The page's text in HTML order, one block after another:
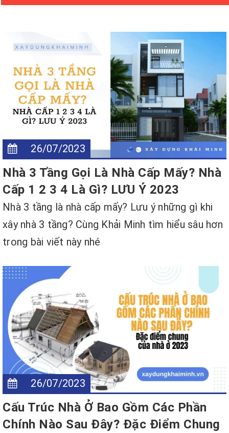
26/07/2023
Nhà 3 Tầng Gọi Là Nhà Cấp Mấy? Nhà
Cấp 1 2 3 4 Là Gì? LƯU Ý 2023
Nhà 3 tầng là nhà cấp mấy? Lưu ý những gì khi
xây nhà 3 tầng? Cùng Khải Minh tìm hiểu sâu hơn
trong bài viết này nhé
26/07/2023
Cấu Trúc Nhà Ở Bao Gồm Các Phần
Chính Nào Sau Đây? Đặc Điểm Chung